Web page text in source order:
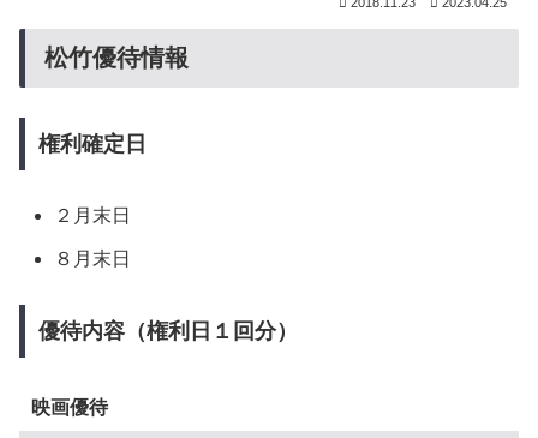
松竹優待情報
権利確定日
２月末日
８月末日
優待内容（権利日１回分）
映画優待